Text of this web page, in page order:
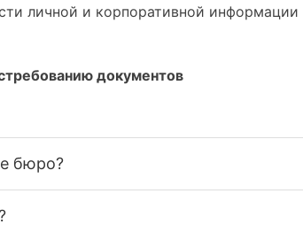
личной и корпоративной информации
документов
бюро?